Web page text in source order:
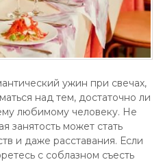
ужин при свечах,
над тем, достаточно ли
любимому человеку. Не
занятость может стать
и даже расставания. Если
с соблазном съесть